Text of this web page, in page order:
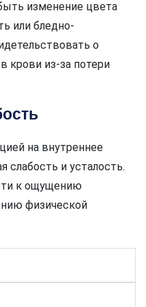
изменение цвета
или бледно-
о
крови из-за потери
на внутреннее
слабость и усталость.
к ощущению
физической